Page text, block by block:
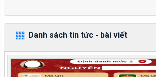
Danh sách tin tức - bài viết